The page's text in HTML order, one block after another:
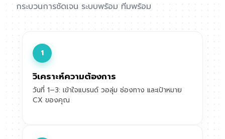
กระบวนการชัดเจน ระบบพร้อม ทีมพร้อม
1
วิเคราะห์ความต้องการ
วันที่ 1–3: เข้าใจแบรนด์ วอลุ่ม ช่องทาง และเป้าหมาย
CX ของคุณ